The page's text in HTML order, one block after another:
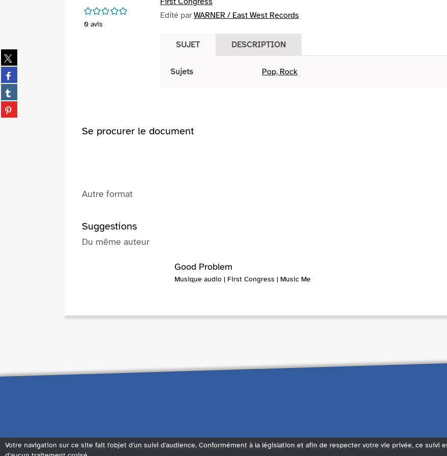
Partager
sur
twitter
(Nouvelle
fenêtre)
Partager
sur
facebook
(Nouvelle
fenêtre)
Partager
sur
tumblr
Partager
sur
/5
0 avis
Edité parWARNER / East West Records
SUJET DESCRIPTION
Sujets Pop, Rock
Se procurer le document
Autre format
Suggestions
Du même auteur
Good Problem
Musique audio | First Congress | Music Me
Plan du site Données personnelles Accessibilité : non conforme Accès sourds et
Votre navigation sur ce site fait l'objet d'un suivi d'audience. Conformément à la législation et afin de respecter votre vie privée, ce suivi